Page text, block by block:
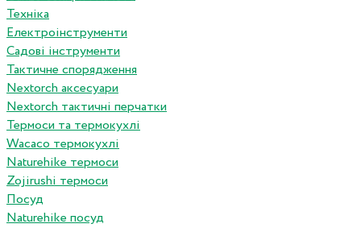
Техніка
Електроінструменти
Садові інструменти
Тактичне спорядження
Nextorch аксесуари
Nextorch тактичні перчатки
Термоси та термокухлі
Wacaco термокухлі
Naturehike термоси
Zojirushi термоси
Посуд
Naturehike посуд